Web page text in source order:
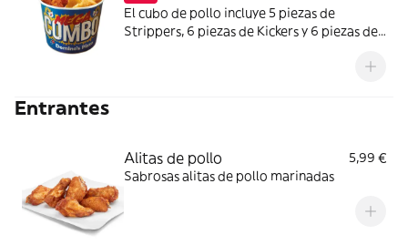
El cubo de pollo incluye 5 piezas de
Strippers, 6 piezas de Kickers y 6 piezas de
Entrantes
Alitas de pollo
5,99 €
Sabrosas alitas de pollo marinadas